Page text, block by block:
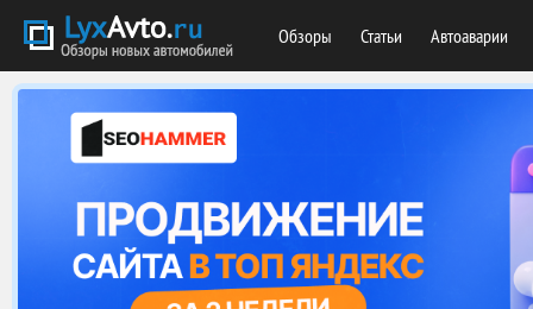
Обзоры Статьи Автоаварии